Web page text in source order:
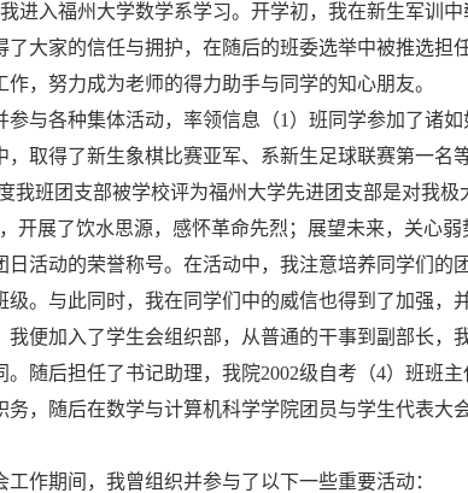
我进入福州大学数学系学习。开学初，我在新生军训
了大家的信任与拥护，在随后的班委选举中被推选担
作，努力成为老师的得力助手与同学的知心朋友。
参与各种集体活动，率领信息（1）班同学参加了诸
，取得了新生象棋比赛亚军、系新生足球联赛第一名等
我班团支部被学校评为福州大学先进团支部是对我
开展了饮水思源，感怀革命先烈；展望未来，关心
日活动的荣誉称号。在活动中，我注意培养同学们的
级。与此同时，我在同学们中的威信也得到了加强，
我便加入了学生会组织部，从普通的干事到副部长，
。随后担任了书记助理，我院2002级自考（4）班班
务，随后在数学与计算机科学学院团员与学生代表大
工作期间，我曾组织并参与了以下一些重要活动：